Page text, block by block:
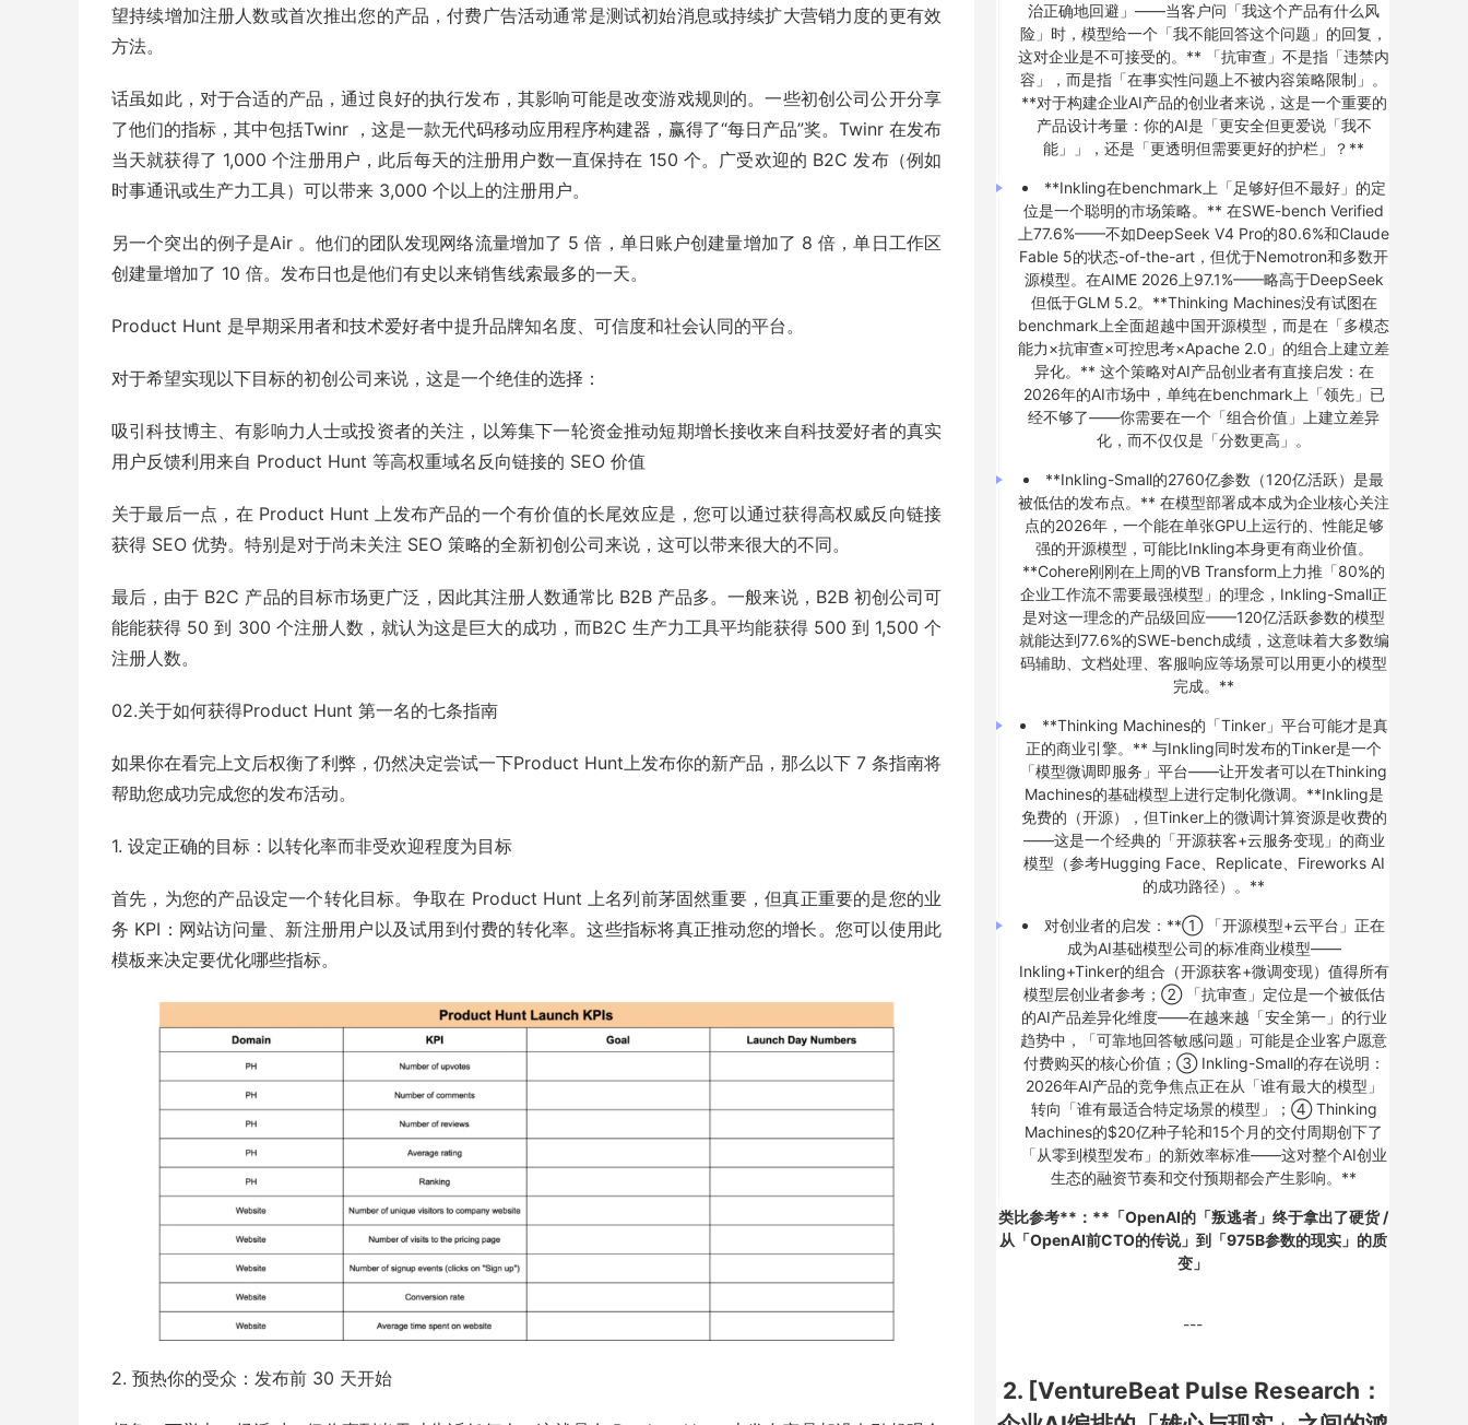
望持续增加注册人数或首次推出您的产品，付费广告活动通常是测试初始消息或持续扩大营销力度的更有效
方法。
话虽如此，对于合适的产品，通过良好的执行发布，其影响可能是改变游戏规则的。一些初创公司公开分享
了他们的指标，其中包括Twinr ，这是一款无代码移动应用程序构建器，赢得了“每日产品”奖。Twinr 在发布
当天就获得了 1,000 个注册用户，此后每天的注册用户数一直保持在 150 个。广受欢迎的 B2C 发布（例如
时事通讯或生产力工具）可以带来 3,000 个以上的注册用户。
另一个突出的例子是Air 。他们的团队发现网络流量增加了 5 倍，单日账户创建量增加了 8 倍，单日工作区
创建量增加了 10 倍。发布日也是他们有史以来销售线索最多的一天。
Product Hunt 是早期采用者和技术爱好者中提升品牌知名度、可信度和社会认同的平台。
对于希望实现以下目标的初创公司来说，这是一个绝佳的选择：
吸引科技博主、有影响力人士或投资者的关注，以筹集下一轮资金推动短期增长接收来自科技爱好者的真实
用户反馈利用来自 Product Hunt 等高权重域名反向链接的 SEO 价值
关于最后一点，在 Product Hunt 上发布产品的一个有价值的长尾效应是，您可以通过获得高权威反向链接
获得 SEO 优势。特别是对于尚未关注 SEO 策略的全新初创公司来说，这可以带来很大的不同。
最后，由于 B2C 产品的目标市场更广泛，因此其注册人数通常比 B2B 产品多。一般来说，B2B 初创公司可
能能获得 50 到 300 个注册人数，就认为这是巨大的成功，而B2C 生产力工具平均能获得 500 到 1,500 个
注册人数。
02.关于如何获得Product Hunt 第一名的七条指南
如果你在看完上文后权衡了利弊，仍然决定尝试一下Product Hunt上发布你的新产品，那么以下 7 条指南将
帮助您成功完成您的发布活动。
1. 设定正确的目标：以转化率而非受欢迎程度为目标
首先，为您的产品设定一个转化目标。争取在 Product Hunt 上名列前茅固然重要，但真正重要的是您的业
务 KPI：网站访问量、新注册用户以及试用到付费的转化率。这些指标将真正推动您的增长。您可以使用此
模板来决定要优化哪些指标。
2. 预热你的受众：发布前 30 天开始
治正确地回避」——当客户问「我这个产品有什么风
险」时，模型给一个「我不能回答这个问题」的回复，
这对企业是不可接受的。** 「抗审查」不是指「违禁内
容」，而是指「在事实性问题上不被内容策略限制」。
**对于构建企业AI产品的创业者来说，这是一个重要的
产品设计考量：你的AI是「更安全但更爱说「我不
能」」，还是「更透明但需要更好的护栏」？**
**Inkling在benchmark上「足够好但不最好」的定
位是一个聪明的市场策略。** 在SWE-bench Verified
上77.6%——不如DeepSeek V4 Pro的80.6%和Claude
Fable 5的状态-of-the-art，但优于Nemotron和多数开
源模型。在AIME 2026上97.1%——略高于DeepSeek
但低于GLM 5.2。**Thinking Machines没有试图在
benchmark上全面超越中国开源模型，而是在「多模态
能力×抗审查×可控思考×Apache 2.0」的组合上建立差
异化。** 这个策略对AI产品创业者有直接启发：在
2026年的AI市场中，单纯在benchmark上「领先」已
经不够了——你需要在一个「组合价值」上建立差异
化，而不仅仅是「分数更高」。
**Inkling-Small的2760亿参数（120亿活跃）是最
被低估的发布点。** 在模型部署成本成为企业核心关注
点的2026年，一个能在单张GPU上运行的、性能足够
强的开源模型，可能比Inkling本身更有商业价值。
**Cohere刚刚在上周的VB Transform上力推「80%的
企业工作流不需要最强模型」的理念，Inkling-Small正
是对这一理念的产品级回应——120亿活跃参数的模型
就能达到77.6%的SWE-bench成绩，这意味着大多数编
码辅助、文档处理、客服响应等场景可以用更小的模型
完成。**
**Thinking Machines的「Tinker」平台可能才是真
正的商业引擎。** 与Inkling同时发布的Tinker是一个
「模型微调即服务」平台——让开发者可以在Thinking
Machines的基础模型上进行定制化微调。**Inkling是
免费的（开源），但Tinker上的微调计算资源是收费的
——这是一个经典的「开源获客+云服务变现」的商业
模型（参考Hugging Face、Replicate、Fireworks AI
的成功路径）。**
对创业者的启发：**① 「开源模型+云平台」正在
成为AI基础模型公司的标准商业模型——
Inkling+Tinker的组合（开源获客+微调变现）值得所有
模型层创业者参考；② 「抗审查」定位是一个被低估
的AI产品差异化维度——在越来越「安全第一」的行业
趋势中，「可靠地回答敏感问题」可能是企业客户愿意
付费购买的核心价值；③ Inkling-Small的存在说明：
2026年AI产品的竞争焦点正在从「谁有最大的模型」
转向「谁有最适合特定场景的模型」；④ Thinking
Machines的$20亿种子轮和15个月的交付周期创下了
「从零到模型发布」的新效率标准——这对整个AI创业
生态的融资节奏和交付预期都会产生影响。**
类比参考**：**「OpenAI的「叛逃者」终于拿出了硬货 /
从「OpenAI前CTO的传说」到「975B参数的现实」的质
变」
---
2. [VentureBeat Pulse Research：